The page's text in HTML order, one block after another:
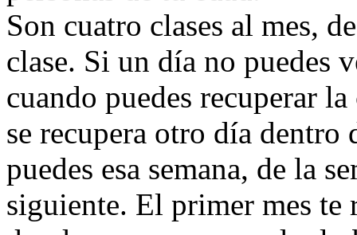
Son cuatro clases al mes,
clase. Si un día no puedes
cuando puedes recuperar
se recupera otro día dentro
puedes esa semana, de la
siguiente. El primer mes te